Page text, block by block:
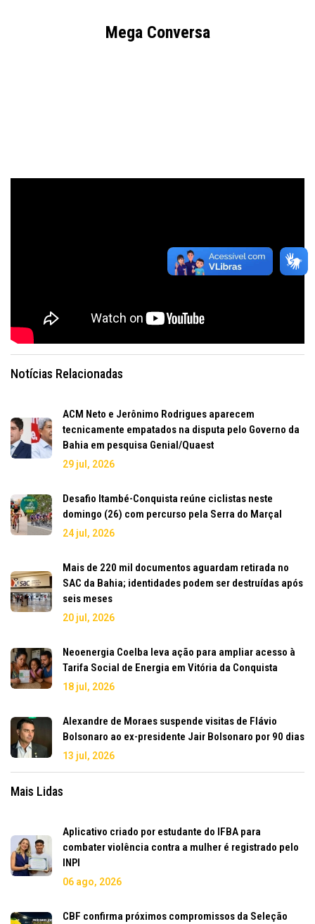
Mega Conversa
Notícias Relacionadas
ACM Neto e Jerônimo Rodrigues aparecem
tecnicamente empatados na disputa pelo Governo da
Bahia em pesquisa Genial/Quaest
29 jul, 2026
Desafio Itambé-Conquista reúne ciclistas neste
domingo (26) com percurso pela Serra do Marçal
24 jul, 2026
Mais de 220 mil documentos aguardam retirada no
SAC da Bahia; identidades podem ser destruídas após
seis meses
20 jul, 2026
Neoenergia Coelba leva ação para ampliar acesso à
Tarifa Social de Energia em Vitória da Conquista
18 jul, 2026
Alexandre de Moraes suspende visitas de Flávio
Bolsonaro ao ex-presidente Jair Bolsonaro por 90 dias
13 jul, 2026
Mais Lidas
Aplicativo criado por estudante do IFBA para
combater violência contra a mulher é registrado pelo
INPI
06 ago, 2026
CBF confirma próximos compromissos da Seleção